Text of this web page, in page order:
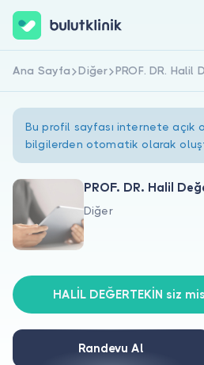
Hakkımızda
Doktorlar için
Doktor
Hemen Kaydol
Ana Sayfa Diğer PROF. DR. Halil
Bu profil sayfası internete açık
bilgilerden otomatik olarak
PROF. DR. Halil
Diğer
HALİL DEĞERTEKİN siz
Randevu Al